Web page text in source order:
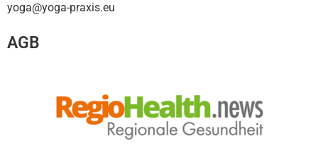
yoga@yoga-praxis.eu
AGB